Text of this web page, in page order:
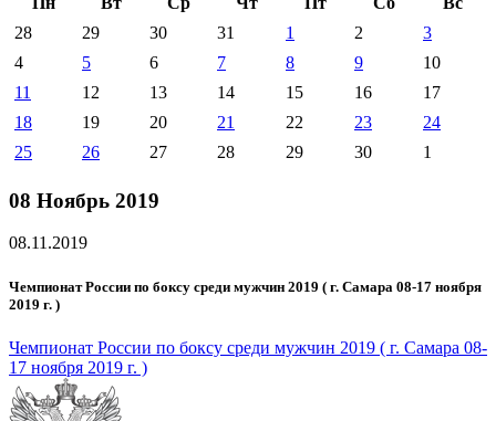
28
29 30 31 1 2
3
4
5 6 7 8 9
10
11
12 13 14 15 16
17
18
19 20 21 22 23
24
25
26 27 28 29 30 1
08 Ноябрь 2019
08.11.2019
Чемпионат России по боксу среди мужчин 2019 ( г. Самара 08-17 ноября
2019 г. )
Чемпионат России по боксу среди мужчин 2019 ( г. Самара 08-
17 ноября 2019 г. )